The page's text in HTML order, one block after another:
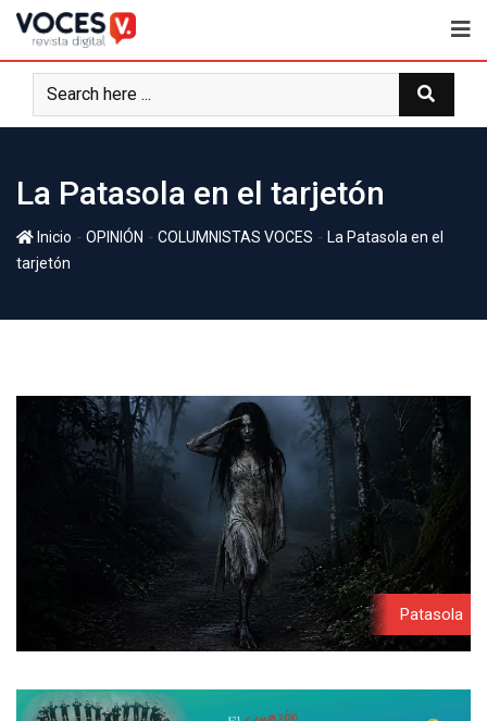
La Patasola en el tarjetón
Inicio - OPINIÓN - COLUMNISTAS VOCES - La Patasola en el
tarjetón
Patasola